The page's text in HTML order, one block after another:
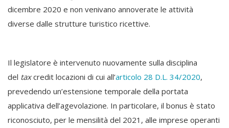
dicembre 2020 e non venivano annoverate le attività
diverse dalle strutture turistico ricettive.
Il legislatore è intervenuto nuovamente sulla disciplina
del taxcredit locazioni di cui all’articolo 28 D.L. 34/2020,
prevedendo un’estensione temporale della portata
applicativa dell’agevolazione. In particolare, il bonus è stato
riconosciuto, per le mensilità del 2021, alle imprese operanti